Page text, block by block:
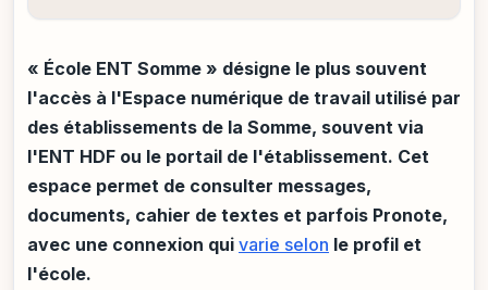
« École ENT Somme » désigne le plus souvent
l'accès à l'Espace numérique de travail utilisé par
des établissements de la Somme, souvent via
l'ENT HDF ou le portail de l'établissement. Cet
espace permet de consulter messages,
documents, cahier de textes et parfois Pronote,
avec une connexion qui varie selon le profil et
l'école.